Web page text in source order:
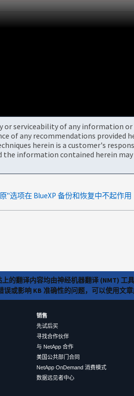
serviceability of any information
of any recommendations provided
herein is a customer's
information contained herein
"选项在 BlueXP 备份和恢复中不起作用
的翻译内容均由神经机器翻译 (NMT)
或影响 KB 准确性的问题，可以使用文章
销售
先试后买
寻找合作伙伴
与 NetApp 合作
美国公共部门合同
NetApp OnDemand 消费模式
数据远见者中心